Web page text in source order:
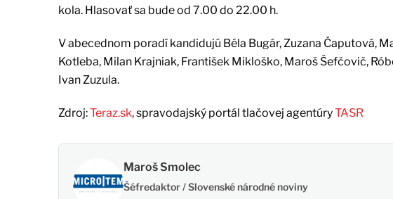
kola. Hlasovať sa bude od 7.00 do 22.00 h.
V abecednom poradí kandidujú Béla Bugár, Zuzana Čaputová,
Kotleba, Milan Krajniak, František Mikloško, Maroš Šefčovič,
Ivan Zuzula.
Zdroj:Teraz.sk, spravodajský portál tlačovej agentúryTASR
Maroš Smolec
Šéfredaktor / Slovenské národné noviny